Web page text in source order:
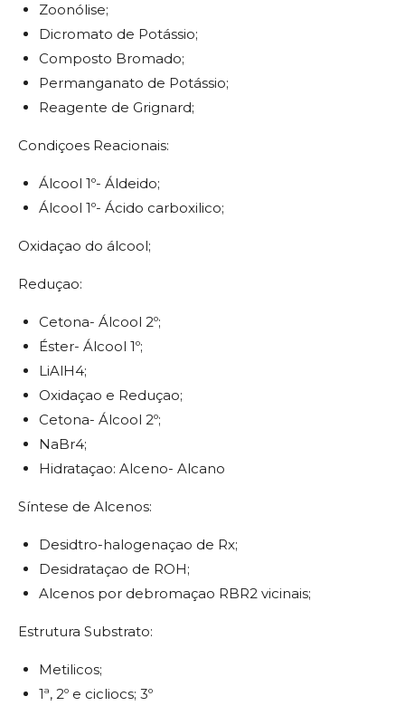
Zoonólise;
Dicromato de Potássio;
Composto Bromado;
Permanganato de Potássio;
Reagente de Grignard;
Condiçoes Reacionais:
Álcool 1º- Áldeido;
Álcool 1º- Ácido carboxilico;
Oxidaçao do álcool;
Reduçao:
Cetona- Álcool 2º;
Éster- Álcool 1º;
LiAlH4;
Oxidaçao e Reduçao;
Cetona- Álcool 2º;
NaBr4;
Hidrataçao: Alceno- Alcano
Síntese de Alcenos:
Desidtro-halogenaçao de Rx;
Desidrataçao de ROH;
Alcenos por debromaçao RBR2 vicinais;
Estrutura Substrato:
Metilicos;
1ª, 2º e cicliocs; 3º